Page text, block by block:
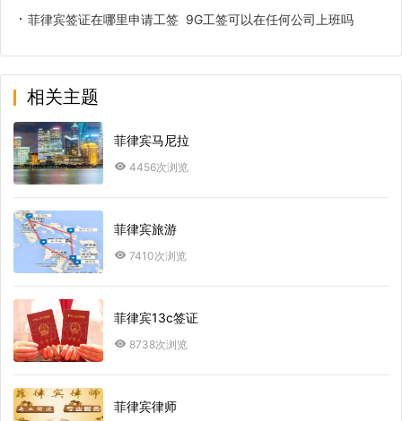
菲律宾签证在哪里申请工签 9G工签可以在任何公司上班吗
相关主题
菲律宾马尼拉
4456次浏览
菲律宾旅游
7410次浏览
菲律宾13c签证
8738次浏览
菲律宾律师